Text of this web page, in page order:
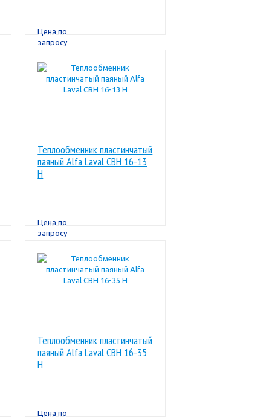
Цена по
запросу
Теплообменник пластинчатый
паяный Alfa Laval CBН 16-13
H
Цена по
запросу
Теплообменник пластинчатый
паяный Alfa Laval CBН 16-35
H
Цена по